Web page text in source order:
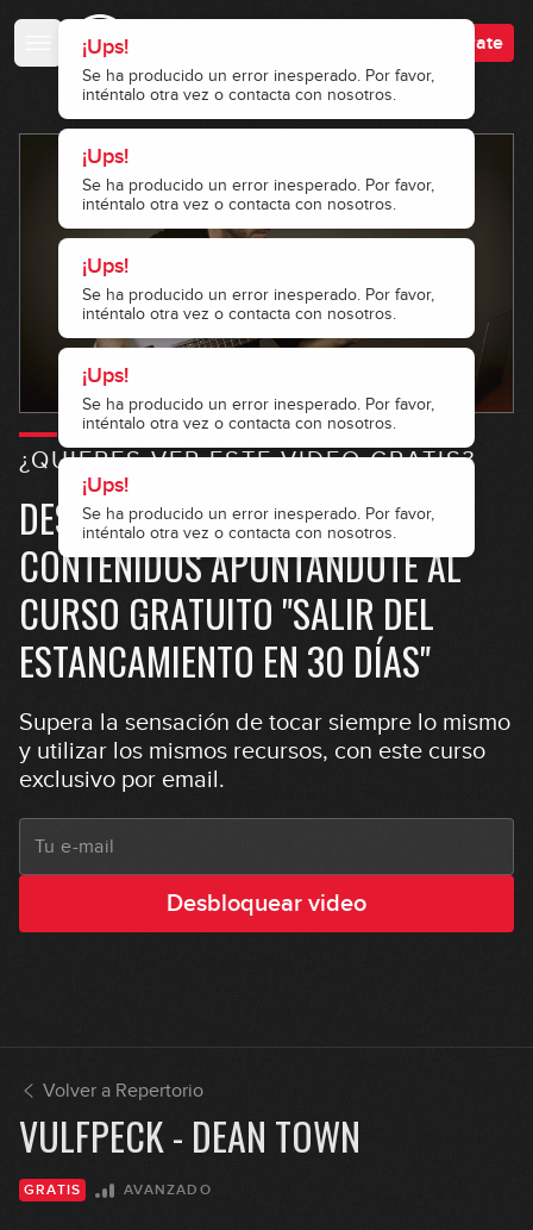
¡Ups!
Se ha producido un error inesperado. Por favor,
inténtalo otra vez o contacta con nosotros.
¡Ups!
Se ha producido un error inesperado. Por favor,
inténtalo otra vez o contacta con nosotros.
inténtalo otra vez o contacta con nosotros.
Se ha producido un error inesperado. Por favor,
inténtalo otra vez o contacta con nosotros.
inténtalo otra vez o contacta con nosotros.
Regístrate
¿QUIERES VER ESTE VIDEO GRATIS?
DESBLOQUEA ÉSTE Y MÁS
CONTENIDOS APUNTÁNDOTE AL
CURSO GRATUITO "SALIR DEL
ESTANCAMIENTO EN 30 DÍAS"
Supera la sensación de tocar siempre lo mismo
y utilizar los mismos recursos, con este curso
exclusivo por email.
Desbloquear video
Volver a Repertorio
VULFPECK - DEAN TOWN
GRATIS AVANZADO
28:41
Miki Santamaria - Extreme Slap Bass
24:19
20:01
20:48
Stevie Wonder - I Wish
17:20
Jaco Pastorius - Come On Come
12:24
Jennifer Paige - Crush
18:22
Red Hot Chili Peppers - Can't Stop
The Meters - Cissy Strut
Vulfpeck - Disco Ulysses